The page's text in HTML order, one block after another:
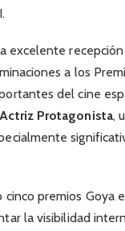
excelente
a los
del cine
Protagonista,
cinco premios Goya
la visibilidad